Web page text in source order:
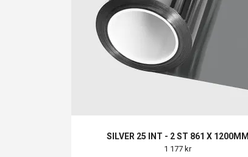
SILVER 25 INT - 2 ST 861 X 1200MM
1 177 kr